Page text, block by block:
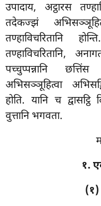
उपादाय, अट्ठारस
तदेकज्झं
तण्हाविचरितानि
तण्हाविचरितानि,
पच्चुप्पन्नानि
अभिसञ्ञूहित्वा
होति. यानि च द्वासट्ठि
वुत्तानि भगवता.
१.
(१)